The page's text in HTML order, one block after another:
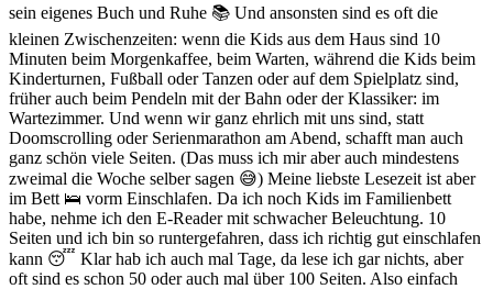
sein eigenes Buch und Ruhe 📚 Und ansonsten sind es oft die
kleinen Zwischenzeiten: wenn die Kids aus dem Haus sind 10
Minuten beim Morgenkaffee, beim Warten, während die Kids beim
Kinderturnen, Fußball oder Tanzen oder auf dem Spielplatz sind,
früher auch beim Pendeln mit der Bahn oder der Klassiker: im
Wartezimmer. Und wenn wir ganz ehrlich mit uns sind, statt
Doomscrolling oder Serienmarathon am Abend, schafft man auch
ganz schön viele Seiten. (Das muss ich mir aber auch mindestens
zweimal die Woche selber sagen 😅) Meine liebste Lesezeit ist aber
im Bett 🛌 vorm Einschlafen. Da ich noch Kids im Familienbett
habe, nehme ich den E-Reader mit schwacher Beleuchtung. 10
Seiten und ich bin so runtergefahren, dass ich richtig gut einschlafen
kann 😴 Klar hab ich auch mal Tage, da lese ich gar nichts, aber
oft sind es schon 50 oder auch mal über 100 Seiten. Also einfach